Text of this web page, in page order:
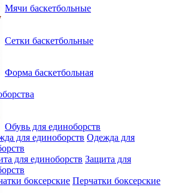
Мячи баскетбольные
Сетки баскетбольные
Форма баскетбольная
Обувь для единоборств
Одежда для
Защита для
Перчатки боксерские